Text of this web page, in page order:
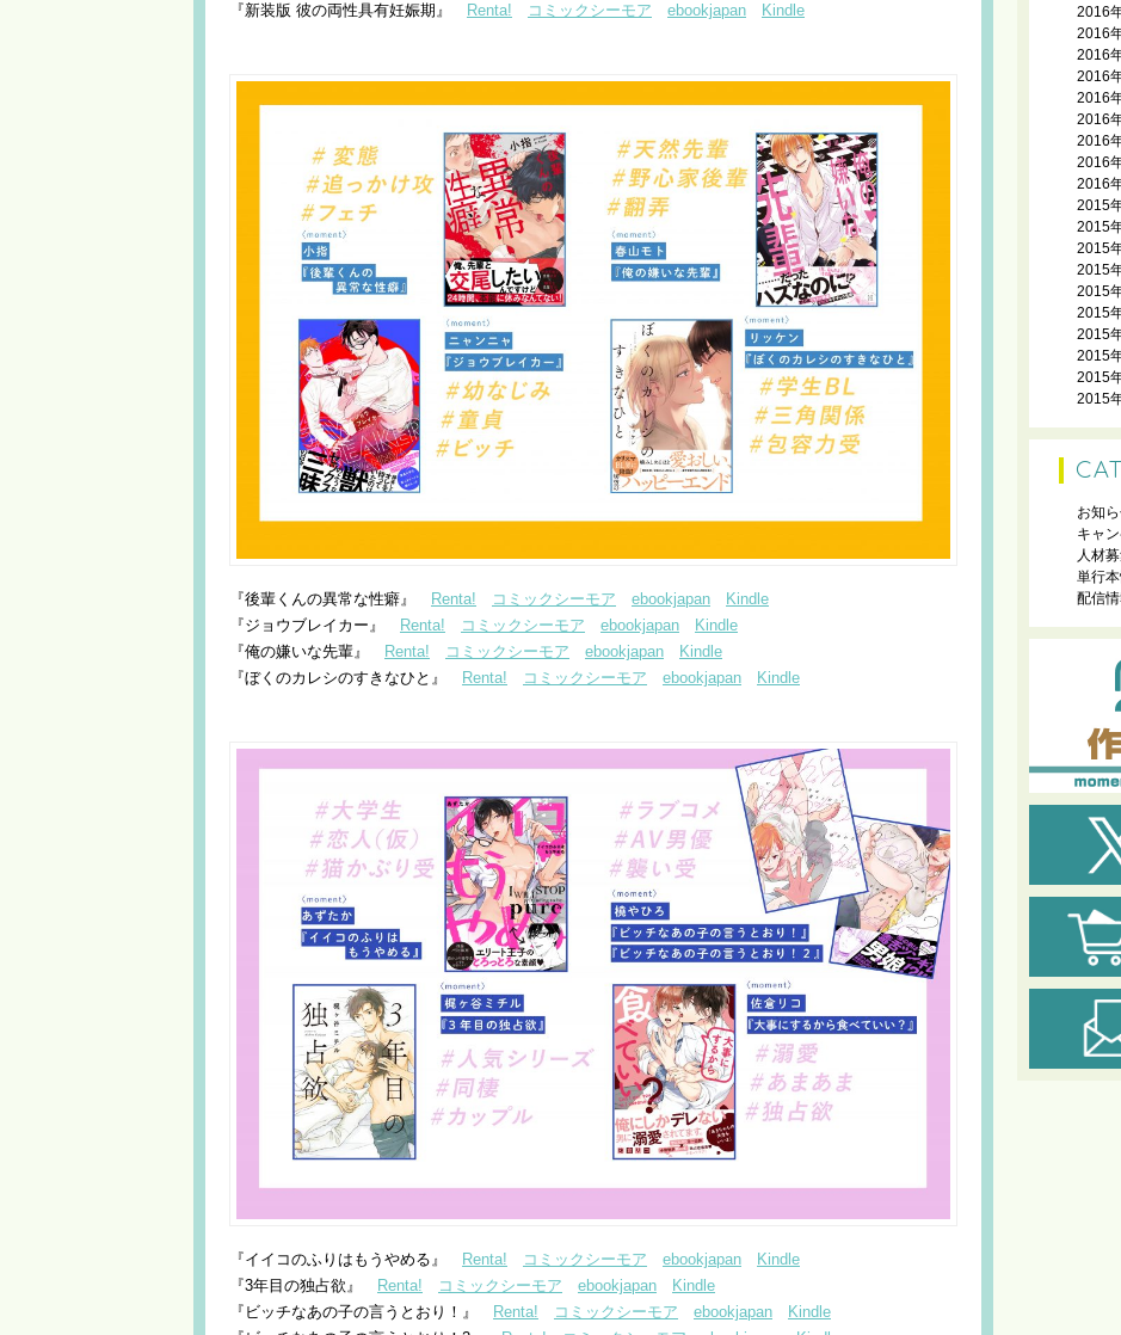
『新装版 彼の両性具有妊娠期』
Renta! コミックシーモア ebookjapan Kindle
『後輩くんの異常な性癖』 Renta! コミックシーモア ebookjapan
Kindle
『ジョウブレイカー』
Renta! コミックシーモア ebookjapan
Kindle
『俺の嫌いな先輩』
Renta! コミックシーモア ebookjapan
Kindle
『ぼくのカレシのすきなひと』
Renta! コミックシーモア ebookjapan Kindle
『イイコのふりはもうやめる』 Renta! コミックシーモア ebookjapan
Kindle
『3年目の独占欲』
Renta! コミックシーモア ebookjapan
Kindle
『ビッチなあの子の言うとおり！』
Renta! コミックシーモア ebookjapan
Kindle
2016
2016
2016
2016
2016
2016
2016
2016
2016
2015
2015
2015
2015
2015
2015
2015
2015
2015
2015
お知
キャ
人材
単行本
配信